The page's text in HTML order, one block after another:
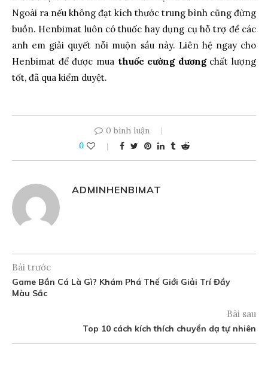
Ngoài ra nếu không đạt kích thước trung bình cũng đừng
buồn. Henbimat luôn có thuốc hay dụng cụ hỗ trợ để các
anh em giải quyết nỗi muộn sầu này. Liên hệ ngay cho
Henbimat để được mua thuốc cường dươngchất lượng
tốt, đã qua kiểm duyệt.
0 bình luận
0
ADMINHENBIMAT
Bài trước
Game Bắn Cá Là Gì? Khám Phá Thế Giới Giải Trí Đầy
Màu Sắc
Bài sau
Top 10 cách kích thích chuyển dạ tự nhiên